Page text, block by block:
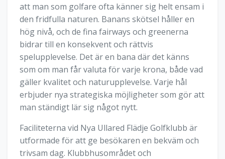
att man som golfare ofta känner sig helt ensam i
den fridfulla naturen. Banans skötsel håller en
hög nivå, och de fina fairways och greenerna
bidrar till en konsekvent och rättvis
spelupplevelse. Det är en bana där det känns
som om man får valuta för varje krona, både vad
gäller kvalitet och naturupplevelse. Varje hål
erbjuder nya strategiska möjligheter som gör att
man ständigt lär sig något nytt.
Faciliteterna vid Nya Ullared Flädje Golfklubb är
utformade för att ge besökaren en bekväm och
trivsam dag. Klubbhusområdet och